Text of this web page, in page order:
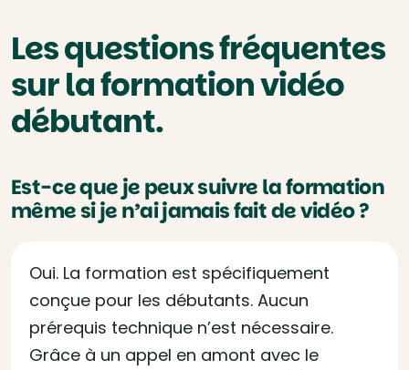
Les questions fréquentes
sur la formation vidéo
débutant.
Est-ce que je peux suivre la formation
même si je n’ai jamais fait de vidéo ?
Oui. La formation est spécifiquement
conçue pour les débutants. Aucun
prérequis technique n’est nécessaire.
Grâce à un appel en amont avec le